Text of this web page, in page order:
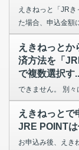
えきねっと「JR
た場合、申込金額
えきねっとか
済方法を「
で複数選択す
できません。 別々
えきねっとで
JRE POINT
お申込み後、えき